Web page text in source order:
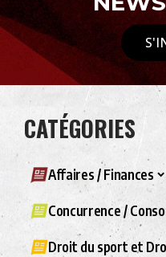
CATÉGORIES
Affaires / Finances
Concurrence /
Droit du sport et